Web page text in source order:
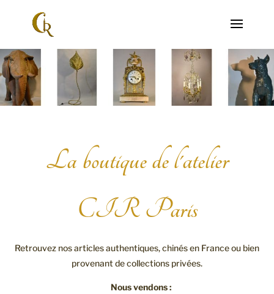
La boutique de l'atelier
CIR Paris
Retrouvez nos articles authentiques, chinés en France ou bien
provenant de collections privées.
Nous vendons :